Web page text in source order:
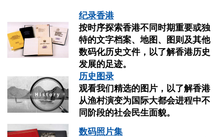
最
新
消
息
纪录香港
按时序探索香港不同时期重要或独
特的文字档案、地图、图则及其他
数码化历史文件，以了解香港历史
发展的足迹。
历史图录
观看我们精选的图片，以了解香港
从渔村演变为国际大都会进程中不
同阶段的社会民生面貌。
数码照片集